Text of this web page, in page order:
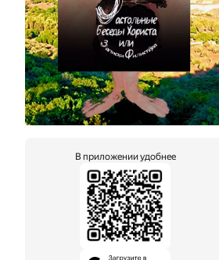
В приложении удобнее